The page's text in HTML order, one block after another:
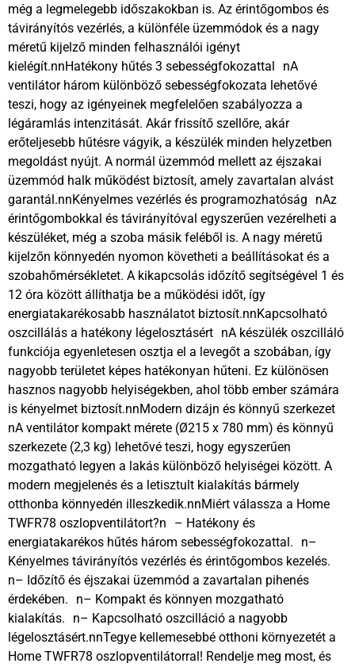
még a legmelegebb időszakokban is. Az érintőgombos és
távirányítós vezérlés, a különféle üzemmódok és a nagy
méretű kijelző minden felhasználói igényt
kielégít.nnHatékony hűtés 3 sebességfokozattal nA
ventilátor három különböző sebességfokozata lehetővé
teszi, hogy az igényeinek megfelelően szabályozza a
légáramlás intenzitását. Akár frissítő szellőre, akár
erőteljesebb hűtésre vágyik, a készülék minden helyzetben
megoldást nyújt. A normál üzemmód mellett az éjszakai
üzemmód halk működést biztosít, amely zavartalan alvást
garantál.nnKényelmes vezérlés és programozhatóság nAz
érintőgombokkal és távirányítóval egyszerűen vezérelheti a
készüléket, még a szoba másik feléből is. A nagy méretű
kijelzőn könnyedén nyomon követheti a beállításokat és a
szobahőmérsékletet. A kikapcsolás időzítő segítségével 1 és
12 óra között állíthatja be a működési időt, így
energiatakarékosabb használatot biztosít.nnKapcsolható
oszcillálás a hatékony légelosztásért nA készülék oszcilláló
funkciója egyenletesen osztja el a levegőt a szobában, így
nagyobb területet képes hatékonyan hűteni. Ez különösen
hasznos nagyobb helyiségekben, ahol több ember számára
is kényelmet biztosít.nnModern dizájn és könnyű szerkezet
nA ventilátor kompakt mérete (Ø215 x 780 mm) és könnyű
szerkezete (2,3 kg) lehetővé teszi, hogy egyszerűen
mozgatható legyen a lakás különböző helyiségei között. A
modern megjelenés és a letisztult kialakítás bármely
otthonba könnyedén illeszkedik.nnMiért válassza a Home
TWFR78 oszlopventilátort?n – Hatékony és
energiatakarékos hűtés három sebességfokozattal. n–
Kényelmes távirányítós vezérlés és érintőgombos kezelés.
n– Időzítő és éjszakai üzemmód a zavartalan pihenés
érdekében. n– Kompakt és könnyen mozgatható
kialakítás. n– Kapcsolható oszcilláció a nagyobb
légelosztásért.nnTegye kellemesebbé otthoni környezetét a
Home TWFR78 oszlopventilátorral! Rendelje meg most, és